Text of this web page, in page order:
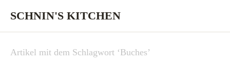
SCHNIN'S KITCHEN
Artikel mit dem Schlagwort ‘Buches’